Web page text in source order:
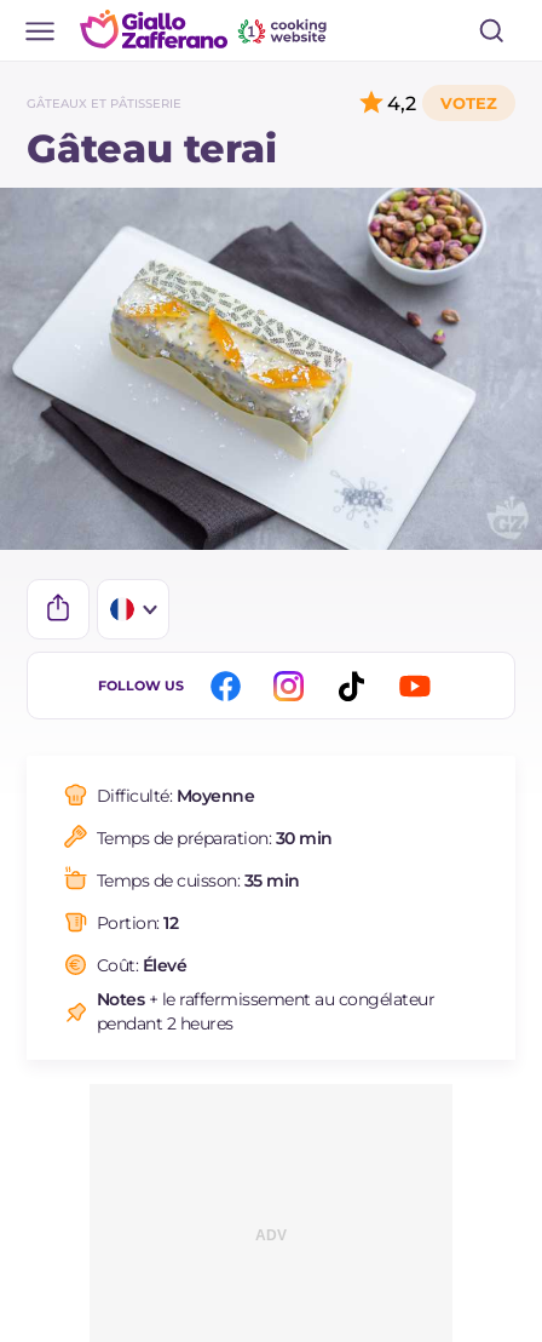
GÂTEAUX ET PÂTISSERIE
Gâteau terai
4,2
IT
ES
BR
FOLLOW US
Difficulté: Moyenne
Temps de préparation:30 min
Temps de cuisson:35 min
Portion:12
Coût: Élevé
Notes+ le raffermissement au congélateur
pendant 2 heures